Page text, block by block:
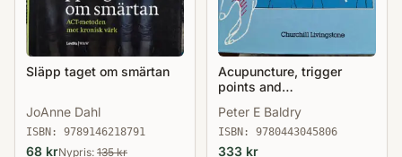
Släpp taget om smärtan
JoAnne Dahl
ISBN: 9789146218791
68 krNypris: 135kr
Acupuncture, trigger
points and
Peter E Baldry
ISBN: 9780443045806
333 kr